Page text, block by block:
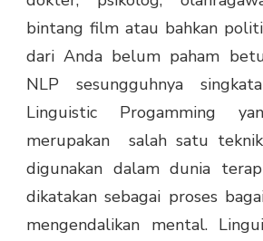
bintang film atau bahkan
dari Anda belum paham
NLP sesungguhnya
Linguistic Progamming
merupakan salah satu
digunakan dalam dunia
dikatakan sebagai proses
mengendalikan mental.